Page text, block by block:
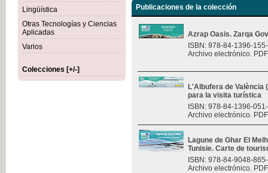
Lingüística
Otras Tecnologías y Ciencias
Aplicadas
Varios
Colecciones [+/-]
Publicaciones de la colección
Azrap Oasis. Zarqa
ISBN: 978-84-1396-
Archivo electrónico.
L'Albufera de València
para la visita turística
ISBN: 978-84-1396-
Archivo electrónico.
Lagune de Ghar El
Tunisie. Carte de
ISBN: 978-84-9048-
Archivo electrónico.